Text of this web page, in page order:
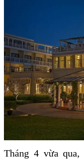
Tháng 4 vừa qua,